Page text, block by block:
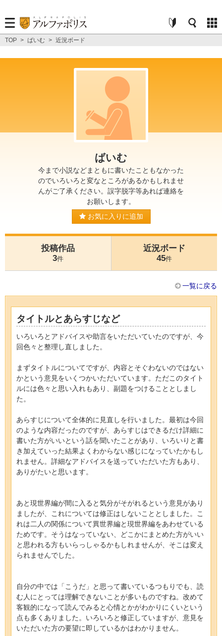
TOP > ばいむ > 近況ボード
ばいむ
今まで小説などまともに書いたこともなかった
のでいろいろと変なところがあるかもしれませ
んがご了承ください。誤字脱字等あれば連絡を
お願いします。
お気に入りに追加
投稿作品
3件
近況ボード
45件
一覧に戻る
タイトルとあらすじなど
いろいろとアドバイスや助言をいただいていたのですが、今
回色々と整理し直しました。
まずタイトルについてですが、内容とそぐわないのではない
かという意見をいくつかいただいています。ただこのタイト
ルには色々と思い入れもあり、副題をつけることとしまし
た。
あらすじについて全体的に見直しを行いました。最初は今回
のような内容だったのですが、あらすじはできるだけ詳細に
書いた方がいいという話を聞いたことがあり、いろいりと書
き加えていった結果よくわからない感じになっていたかもし
れません。詳細なアドバイスを送っていただいた方もあり、
ありがたいと思います。
あと現世界編が間に入ると気分がそがれるという意見があり
ましたが、これについては修正はしないこととしました。こ
れは二人の関係について異世界編と現世界編をあわせている
ためです。そうはなっていない、どこかにまとめた方がいい
と思われる方もいらっしゃるかもしれませんが、そこは変え
られませんでした。
自分の中では「こうだ」と思って書いているつもりでも、読
む人にとっては理解できないことが多いものですね。改めて
客観的になって読んでみると心情とかがわかりにくいという
点も多くありました。いろいろと修正していますが、意見を
いただいた方の要望に即しているかはわかりません。